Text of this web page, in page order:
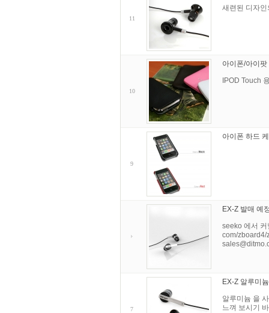
11
새련된 디자
10
아이폰/아이
IPOD Touch
9
아이폰 하드
EX-Z 발매 예
seeko 에서 커
com/zboard4/
7
EX-Z 알루미
알루미늄 을
느껴 보시기